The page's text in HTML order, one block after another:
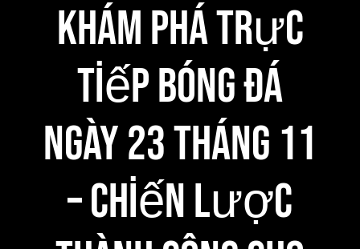
Khám Phá trực
tiếp bóng đá
ngày 23 tháng 11
– Chiến Lược